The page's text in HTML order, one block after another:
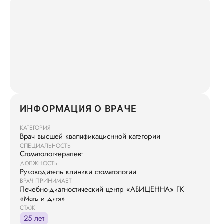
ИНФОРМАЦИЯ О ВРАЧЕ
КАТЕГОРИЯ
Врач высшей квалификационной категории
СПЕЦИАЛЬНОСТЬ
Стоматолог-терапевт
ДОЛЖНОСТЬ
Руководитель клиники стоматологии
ВРАЧ ПРИНИМАЕТ
Лечебно-диагностический центр «АВИЦЕННА» ГК
«Мать и дитя»
СТАЖ
25 лет